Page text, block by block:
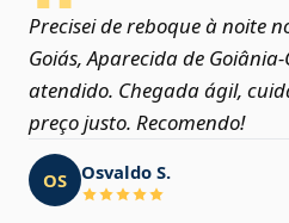
Precisei de reboque à noite
Goiás, Aparecida de
atendido. Chegada ágil,
preço justo. Recomendo!
OS Osvaldo S.